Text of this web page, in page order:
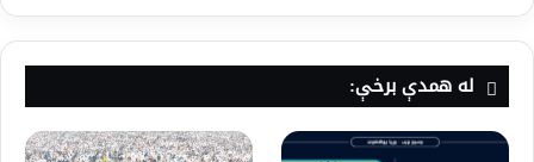
له همدې برخې: